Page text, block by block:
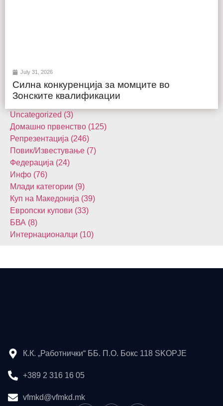
July 31, 2026
Силна конкуренција за момците во
Зонските квалификации
Uncategorized (3)
Домашнo првенство (125)
Репрезентација (246)
Повик/Известување (7)
Федерација (24)
Инфо (76)
Млади категории (9)
Куп на Македонија (39)
Европски купови (33)
БВА (8)
Интернационалци (10)
К.К. „Работнички“ ББ. П.О. Бокс 118 SKOPJE
+389 2 316 16 05
vfmkd@vfmkd.mk